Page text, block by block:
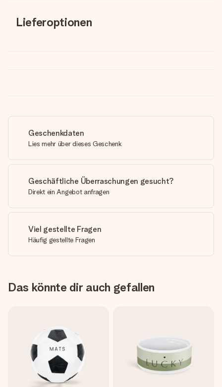
Lieferoptionen
Geschenkdaten
Lies mehr über dieses Geschenk
Geschäftliche Überraschungen gesucht?
Direkt ein Angebot anfragen
Viel gestellte Fragen
Häufig gestellte Fragen
Das könnte dir auch gefallen